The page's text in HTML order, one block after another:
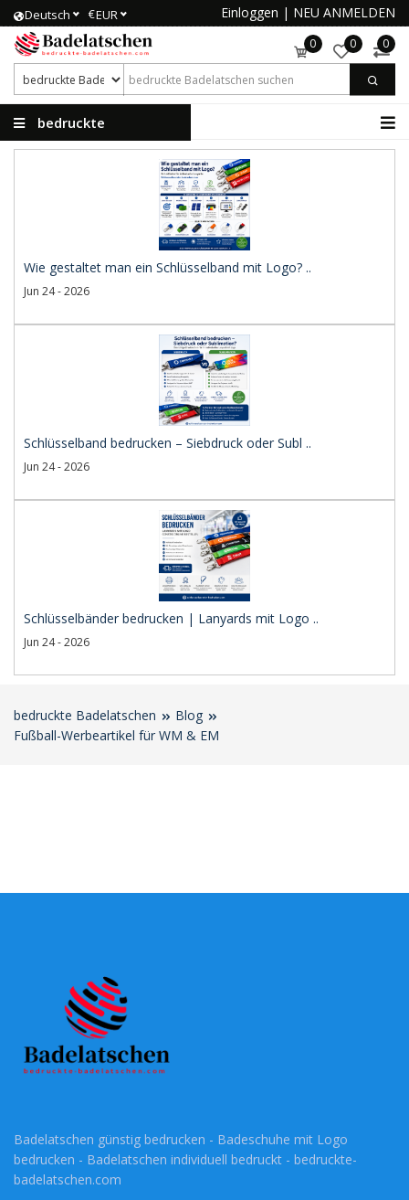
Deutsch €EUR Einloggen | NEU ANMELDEN
0 0 0
bedruckte
Wie gestaltet man ein Schlüsselband mit Logo? ..
Jun 24 - 2026
Schlüsselband bedrucken – Siebdruck oder Subl ..
Jun 24 - 2026
Schlüsselbänder bedrucken | Lanyards mit Logo ..
Jun 24 - 2026
bedruckte Badelatschen
Blog
Fußball-Werbeartikel für WM & EM
Badelatschen günstig bedrucken - Badeschuhe mit Logo
bedrucken - Badelatschen individuell bedruckt - bedruckte-
badelatschen.com